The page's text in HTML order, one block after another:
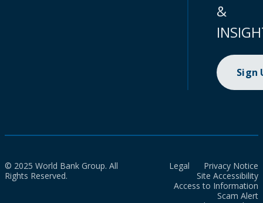
&
Sign
© 2025 World Bank Group. All
Rights Reserved.
Legal
Privacy Notice
Site Accessibility
Access to Information
Scam Alert